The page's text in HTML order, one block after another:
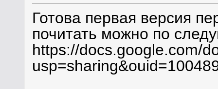
Готова первая версия
почитать можно по
https://docs.google.com/